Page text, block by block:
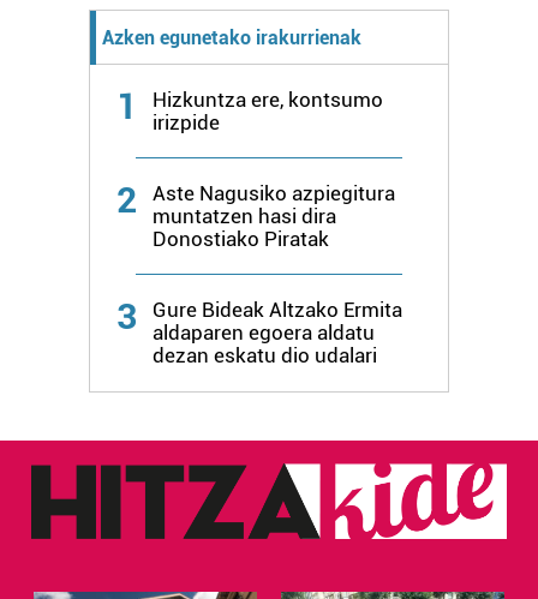
Azken egunetako irakurrienak
1
Hizkuntza ere, kontsumo
irizpide
2
Aste Nagusiko azpiegitura
muntatzen hasi dira
Donostiako Piratak
3
Gure Bideak Altzako Ermita
aldaparen egoera aldatu
dezan eskatu dio udalari